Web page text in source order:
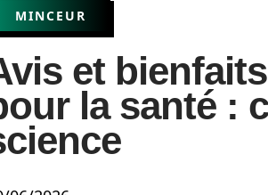
MINCEUR
et
la santé :